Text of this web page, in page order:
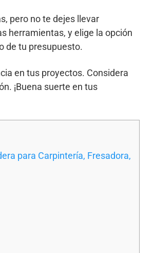
pero no te dejes llevar
herramientas, y elige la opción
de tu presupuesto.
en tus proyectos. Considera
¡Buena suerte en tus
para Carpintería, Fresadora,